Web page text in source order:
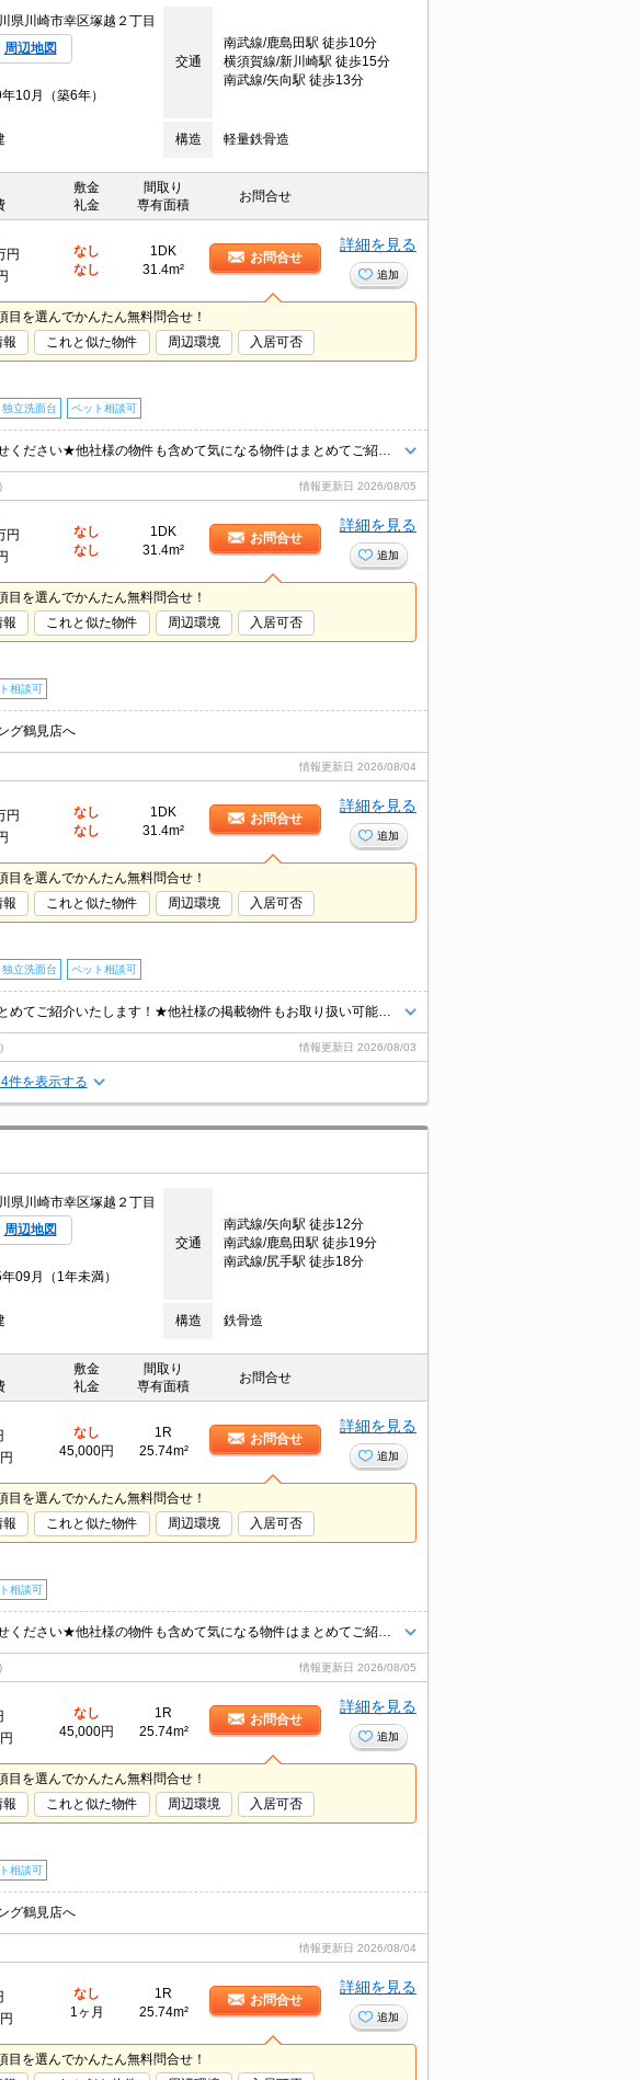
県川崎市幸区塚越２丁目
周辺地図
交通
南武線/鹿島田駅 徒歩10分
横須賀線/新川崎駅 徒歩15分
南武線/矢向駅 徒歩13分
10月（築6年）
構造 軽量鉄骨造
敷金
礼金
間取り
専有面積
お問合せ
円
なし
なし
1DK
31.4m²
お問合せ
詳細を見る
追加
目を選んでかんたん無料問合せ！
報 これと似た物件 周辺環境 入居可否
独立洗面台 ペット相談可
情報更新日 2026/08/05
円
なし
なし
1DK
31.4m²
お問合せ
詳細を見る
追加
目を選んでかんたん無料問合せ！
報 これと似た物件 周辺環境 入居可否
相談可
グ鶴見店へ
情報更新日 2026/08/04
円
なし
なし
1DK
31.4m²
お問合せ
詳細を見る
追加
目を選んでかんたん無料問合せ！
報 これと似た物件 周辺環境 入居可否
独立洗面台 ペット相談可
情報更新日 2026/08/03
件を表示する
県川崎市幸区塚越２丁目
周辺地図
交通
南武線/矢向駅 徒歩12分
南武線/鹿島田駅 徒歩19分
南武線/尻手駅 徒歩18分
09月（1年未満）
構造 鉄骨造
敷金
礼金
間取り
専有面積
お問合せ
なし
45,000円
1R
25.74m²
お問合せ
詳細を見る
追加
目を選んでかんたん無料問合せ！
報 これと似た物件 周辺環境 入居可否
相談可
情報更新日 2026/08/05
なし
45,000円
1R
25.74m²
お問合せ
詳細を見る
追加
目を選んでかんたん無料問合せ！
報 これと似た物件 周辺環境 入居可否
相談可
グ鶴見店へ
情報更新日 2026/08/04
なし
1ヶ月
1R
25.74m²
お問合せ
詳細を見る
追加
目を選んでかんたん無料問合せ！